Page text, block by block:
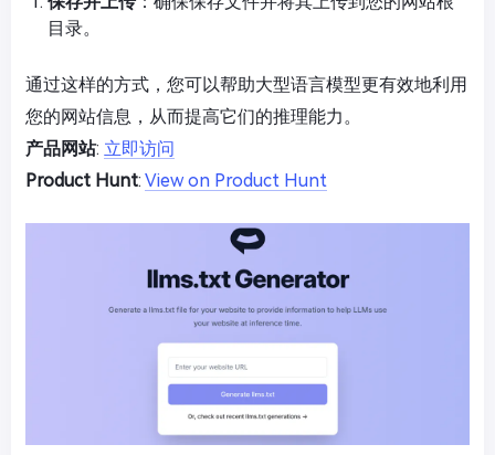
目录。
通过这样的方式，您可以帮助大型语言模型更有效地利用
您的网站信息，从而提高它们的推理能力。
产品网站: 立即访问
Product Hunt: View on Product Hunt